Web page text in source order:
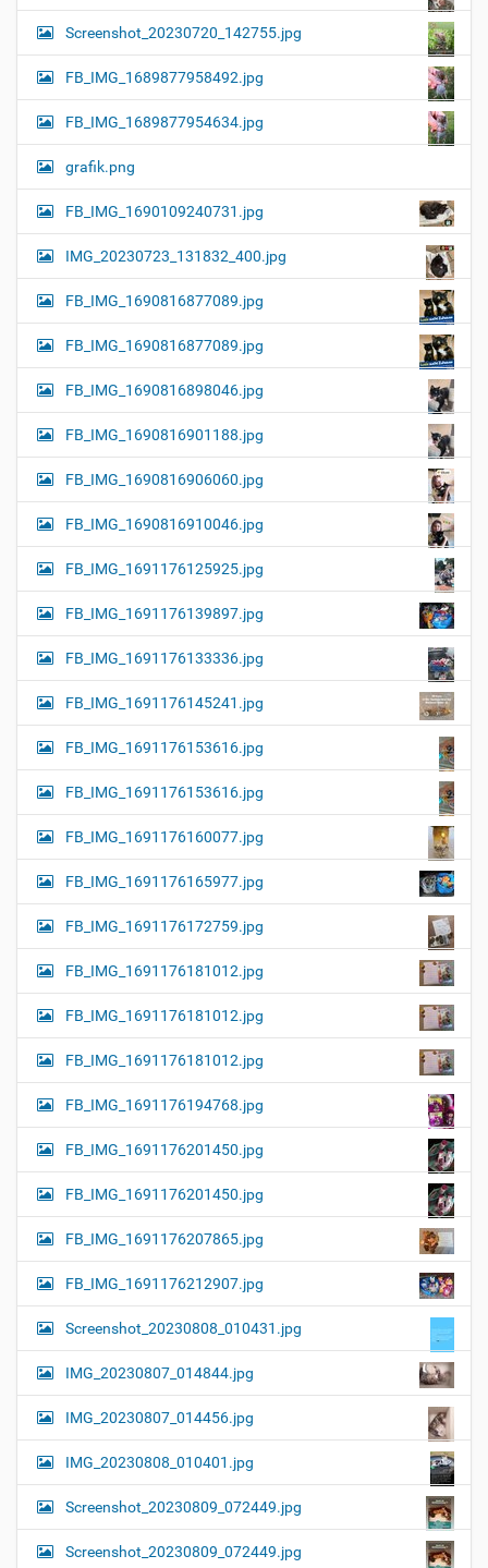
Screenshot_20230720_142755.jpg
FB_IMG_1689877958492.jpg
FB_IMG_1689877954634.jpg
grafik.png
FB_IMG_1690109240731.jpg
IMG_20230723_131832_400.jpg
FB_IMG_1690816877089.jpg
FB_IMG_1690816877089.jpg
FB_IMG_1690816898046.jpg
FB_IMG_1690816901188.jpg
FB_IMG_1690816906060.jpg
FB_IMG_1690816910046.jpg
FB_IMG_1691176125925.jpg
FB_IMG_1691176139897.jpg
FB_IMG_1691176133336.jpg
FB_IMG_1691176145241.jpg
FB_IMG_1691176153616.jpg
FB_IMG_1691176153616.jpg
FB_IMG_1691176160077.jpg
FB_IMG_1691176165977.jpg
FB_IMG_1691176172759.jpg
FB_IMG_1691176181012.jpg
FB_IMG_1691176181012.jpg
FB_IMG_1691176181012.jpg
FB_IMG_1691176194768.jpg
FB_IMG_1691176201450.jpg
FB_IMG_1691176201450.jpg
FB_IMG_1691176207865.jpg
FB_IMG_1691176212907.jpg
Screenshot_20230808_010431.jpg
IMG_20230807_014844.jpg
IMG_20230807_014456.jpg
IMG_20230808_010401.jpg
Screenshot_20230809_072449.jpg
Screenshot_20230809_072449.jpg